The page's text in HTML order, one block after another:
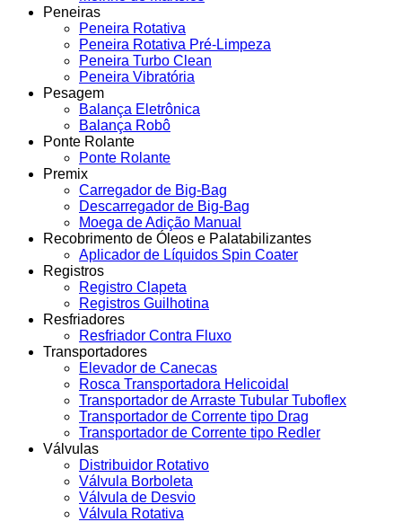
Peneiras
Peneira Rotativa
Peneira Rotativa Pré-Limpeza
Peneira Turbo Clean
Peneira Vibratória
Pesagem
Balança Eletrônica
Balança Robô
Ponte Rolante
Ponte Rolante
Premix
Carregador de Big-Bag
Descarregador de Big-Bag
Moega de Adição Manual
Recobrimento de Óleos e Palatabilizantes
Aplicador de Líquidos Spin Coater
Registros
Registro Clapeta
Registros Guilhotina
Resfriadores
Resfriador Contra Fluxo
Transportadores
Elevador de Canecas
Rosca Transportadora Helicoidal
Transportador de Arraste Tubular Tuboflex
Transportador de Corrente tipo Drag
Transportador de Corrente tipo Redler
Válvulas
Distribuidor Rotativo
Válvula Borboleta
Válvula de Desvio
Válvula Rotativa